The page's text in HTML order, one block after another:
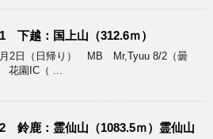
下越：国上山（312.6ｍ）
2日（日帰り） MB Mr,Tyuu 8/2（曇
花園IC（ ...
鈴鹿：霊仙山（1083.5ｍ）霊仙山